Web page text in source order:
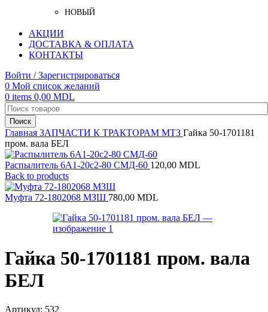
НОВЫЙ
АКЦИИ
ДОСТАВКА & ОПЛАТА
КОНТАКТЫ
Войти / Зарегистрироваться
0 Мой список желаний
0 items 0,00 MDL
Поиск
Главная ЗАПЧАСТИ К ТРАКТОРАМ МТЗ Гайка 50-1701181
пром. вала БЕЛ
Распылитель 6А1-20с2-80 СМД-60 120,00 MDL
Back to products
Муфта 72-1802068 МЗШ 780,00 MDL
Гайка 50-1701181 пром. вала
БЕЛ
Артикул: 532